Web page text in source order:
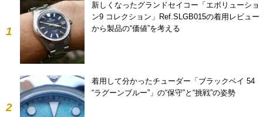
1
新しくなったグランドセイコー「エボリューショ
ン9 コレクション」Ref.SLGB015の着用レビュー
から製品の“価値”を考える
2
着用して分かったチューダー「ブラックベイ 54
“ラグーンブルー”」の“保守”と“挑戦”の姿勢